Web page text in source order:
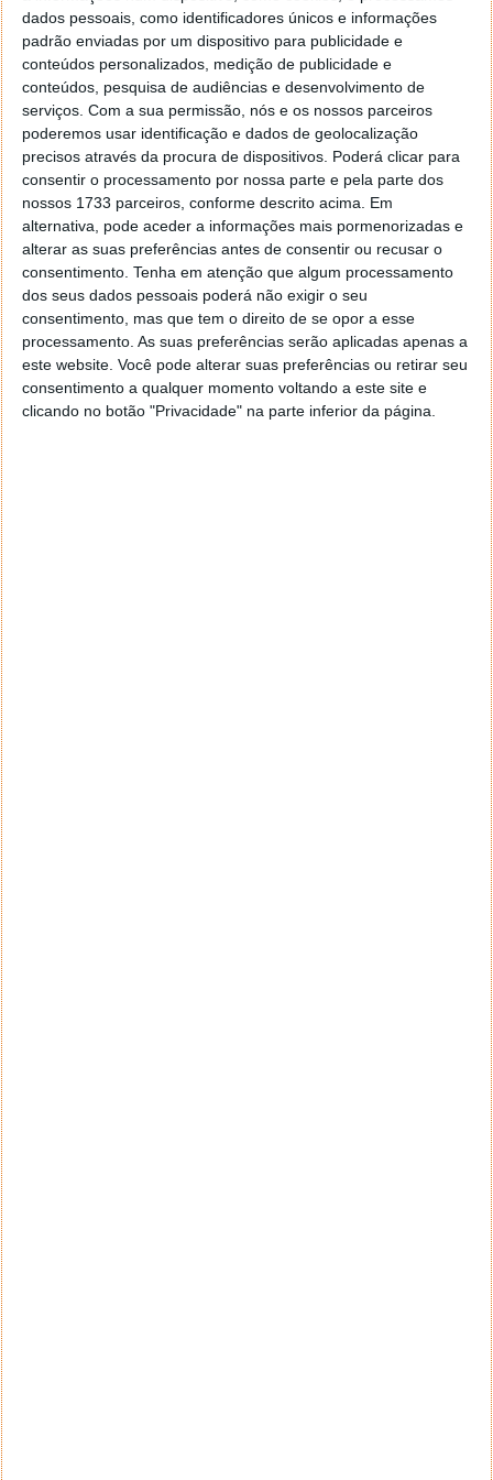
dados pessoais, como identificadores únicos e informações
padrão enviadas por um dispositivo para publicidade e
conteúdos personalizados, medição de publicidade e
conteúdos, pesquisa de audiências e desenvolvimento de
serviços. Com a sua permissão, nós e os nossos parceiros
poderemos usar identificação e dados de geolocalização
precisos através da procura de dispositivos. Poderá clicar para
consentir o processamento por nossa parte e pela parte dos
nossos 1733 parceiros, conforme descrito acima. Em
alternativa, pode aceder a informações mais pormenorizadas e
alterar as suas preferências antes de consentir ou recusar o
consentimento. Tenha em atenção que algum processamento
dos seus dados pessoais poderá não exigir o seu
consentimento, mas que tem o direito de se opor a esse
processamento. As suas preferências serão aplicadas apenas a
este website. Você pode alterar suas preferências ou retirar seu
consentimento a qualquer momento voltando a este site e
clicando no botão "Privacidade" na parte inferior da página.
A Nokia deu um passo de gigante ao criar o Lumia
1020, que para além de todas as suas características
únicas, consegue ter presente uma câmara
fotográfica de 41 megapíxeis.